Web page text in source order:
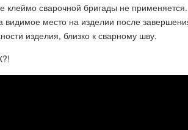
сварочной бригады не применяется.
видимое место на изделии после
изделия, близко к сварному шву.